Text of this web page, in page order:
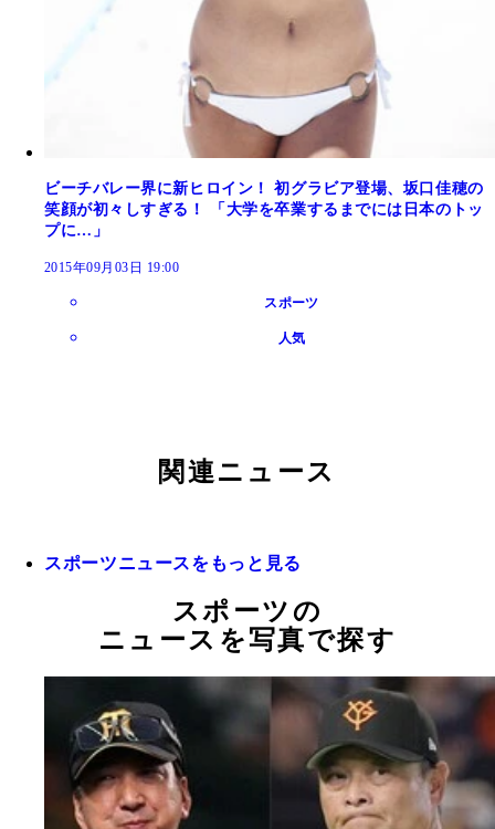
ビーチバレー界に新ヒロイン！ 初グラビア登場、坂口佳穂の
笑顔が初々しすぎる！ 「大学を卒業するまでには日本のトッ
プに…」
2015年09月03日 19:00
スポーツ
人気
関連ニュース
スポーツニュースをもっと見る
スポーツの
ニュースを写真で探す